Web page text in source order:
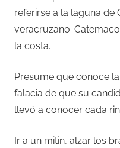
referirse a la laguna de
veracruzano.
la costa.
Presume que conoce
falacia de que su
llevó a conocer cada
Ir a un mitin, alzar los